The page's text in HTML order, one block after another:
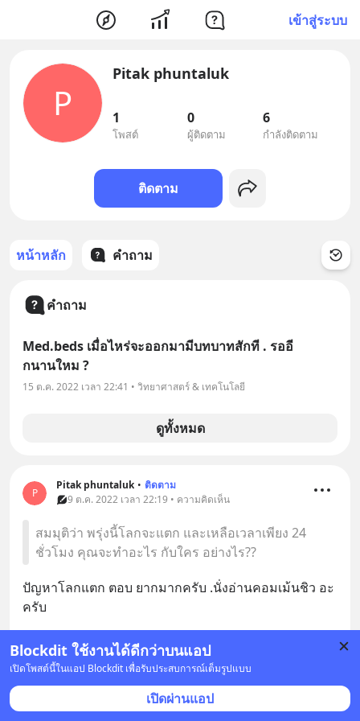
เข้าสู่ระบบ
Blockdit ใช้งานได้ดีกว่าบนแอป
เปิดโพสต์นี้ในแอป Blockdit เพื่อรับประสบการณ์เต็มรูปแบบ
เปิดผ่านแอป
P
Pitak phuntaluk
1
โพสต์
0
ผู้ติดตาม
6
กำลังติดตาม
ติดตาม
หน้าหลัก คำถาม
คำถาม
Med.beds เมื่อไหร่จะออกมามีบทบาทสักที . รออี
กนานใหม ?
15 ต.ค. 2022 เวลา 22:41 • วิทยาศาสตร์ & เทคโนโลยี
ดูทั้งหมด
P
Pitak phuntaluk • ติดตาม
9 ต.ค. 2022 เวลา 22:19 • ความคิดเห็น
สมมุติว่า พรุ่งนี้โลกจะแตก และเหลือเวลาเพียง 24
ชั่วโมง คุณจะทำอะไร กับใคร อย่างไร??
ปัญหาโลกแตก ตอบ ยากมากครับ .นั่งอ่านคอมเม้นชิว อะ
ครับ